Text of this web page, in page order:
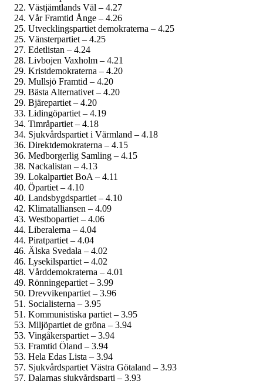
Västjämtlands Väl – 4.27
Vår Framtid Ånge – 4.26
Utvecklingspartiet demokraterna – 4.25
Vänsterpartiet – 4.25
Edetlistan – 4.24
Livbojen Vaxholm – 4.21
Kristdemokraterna – 4.20
Mullsjö Framtid – 4.20
Bästa Alternativet – 4.20
Bjärepartiet – 4.20
Lidingöpartiet – 4.19
Timråpartiet – 4.18
Sjukvårdspartiet i Värmland – 4.18
Direktdemokraterna – 4.15
Medborgerlig Samling – 4.15
Nackalistan – 4.13
Lokalpartiet BoA – 4.11
Öpartiet – 4.10
Landsbygdspartiet – 4.10
Klimatalliansen – 4.09
Westbopartiet – 4.06
Liberalerna – 4.04
Piratpartiet – 4.04
Älska Svedala – 4.02
Lysekilspartiet – 4.02
Vårddemokraterna – 4.01
Rönningepartiet – 3.99
Drevvikenpartiet – 3.96
Socialisterna – 3.95
Kommunistiska partiet – 3.95
Miljöpartiet de gröna – 3.94
Vingåkerspartiet – 3.94
Framtid Öland – 3.94
Hela Edas Lista – 3.94
Sjukvårdspartiet Västra Götaland – 3.93
Dalarnas sjukvårdsparti – 3.93